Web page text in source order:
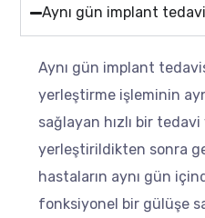
Aynı gün implant
Aynı gün implant
yerleştirme işleminin
sağlayan hızlı bir
yerleştirildikten sonra
hastaların aynı gün
fonksiyonel bir gülüşe